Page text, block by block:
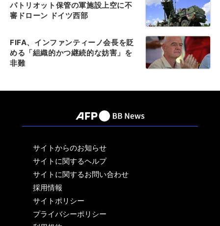
パトリオット保管の軍施設上空に不
審ドローン ドイツ西部
FIFA、インファンティーノ会長を貶
める「組織的かつ継続的な妨害」を
非難
サイトからのお知らせ
サイトに関するヘルプ
サイトに関するお問い合わせ
採用情報
サイトポリシー
プライバシーポリシー